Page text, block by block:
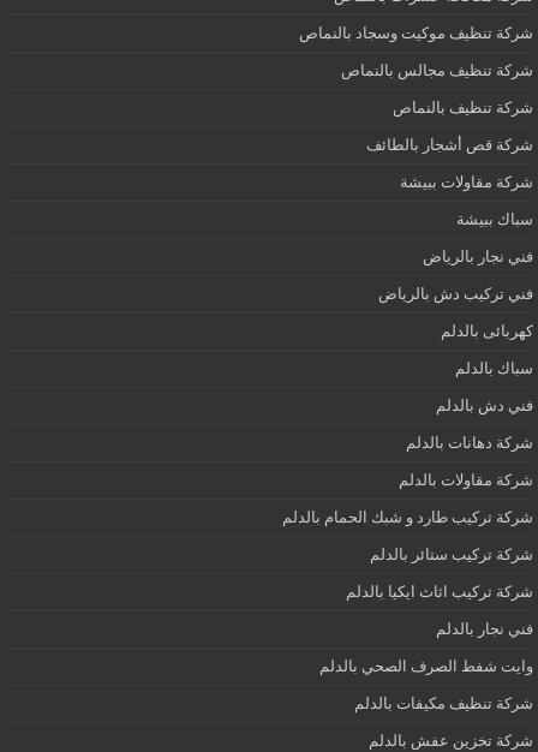
شركة تنظيف موكيت وسجاد بالنماص
شركة تنظيف مجالس بالنماص
شركة تنظيف بالنماص
شركة قص أشجار بالطائف
شركة مقاولات ببيشة
سباك ببيشة
فني نجار بالرياض
فني تركيب دش بالرياض
كهربائى بالدلم
سباك بالدلم
فني دش بالدلم
شركة دهانات بالدلم
شركة مقاولات بالدلم
شركة تركيب طارد و شبك الحمام بالدلم
شركة تركيب ستائر بالدلم
شركة تركيب اثاث ايكيا بالدلم
فني نجار بالدلم
وايت شفط الصرف الصحي بالدلم
شركة تنظيف مكيفات بالدلم
شركة تخزين عفش بالدلم